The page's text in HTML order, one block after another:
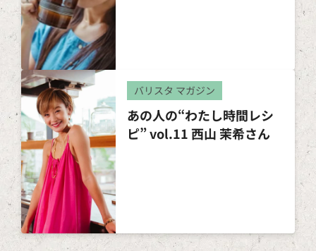
バリスタ マガジン
あの人の“わたし時間レシ
ピ” vol.11 西山 茉希さん